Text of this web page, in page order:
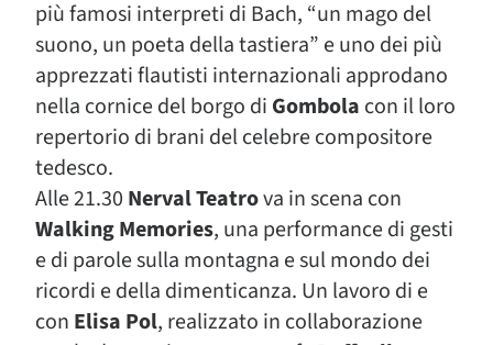
più famosi interpreti di Bach, “un mago del
suono, un poeta della tastiera” e uno dei più
apprezzati flautisti internazionali approdano
nella cornice del borgo di Gombola con il loro
repertorio di brani del celebre compositore
tedesco.
Alle 21.30 Nerval Teatrova in scena con
Walking Memories, una performance di gesti
e di parole sulla montagna e sul mondo dei
ricordi e della dimenticanza. Un lavoro di e
con Elisa Pol, realizzato in collaborazione